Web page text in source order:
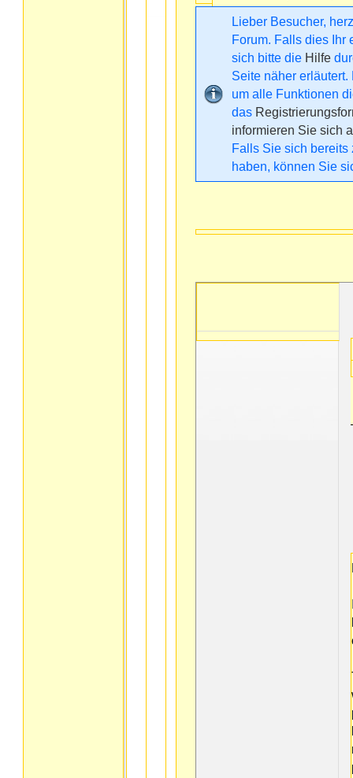
Lieber Besucher,
Forum. Falls dies Ihr
sich bitte die Hilfe
Seite näher
um alle Funktionen
das
informieren Sie sich
Falls Sie sich bereits
haben, können Sie